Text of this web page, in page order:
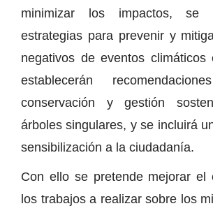
minimizar los impactos, se
estrategias para prevenir y
negativos de eventos climáticos
establecerán
conservación y gestión
árboles singulares, y se incluirá
sensibilización a la ciudadanía.
Con ello se pretende mejorar el
los trabajos a realizar sobre los